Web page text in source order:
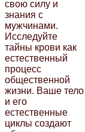
свою силу и
знания с
мужчинами.
Исследуйте
тайны крови как
естественный
процесс
общественной
жизни. Ваше тело
и его
естественные
циклы создают